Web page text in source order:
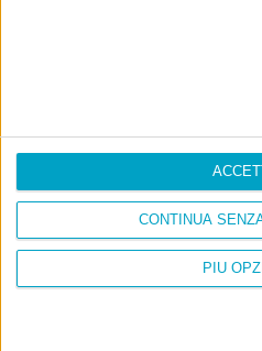
PIÙ
CONTINUA
Info
AI che scrive di Taylor Swift come